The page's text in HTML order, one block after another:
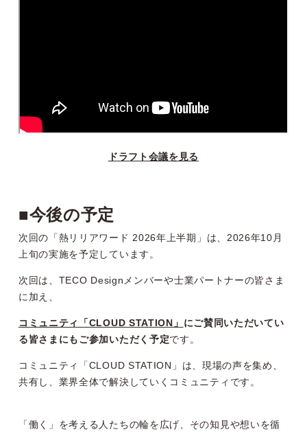
ドラフト会議を見る
■今後の予定
次回の「熱リリアワード 2026年上半期」は、2026年10月
上旬の実施を予定しています。
次回は、TECO Designメンバーや士業パートナーの皆さま
に加え、
コミュニティ「CLOUD STATION」 にご賛同いただいてい
る皆さまにもご参加いただく予定です。
コミュニティ「CLOUD STATION」は、現場の声を集め、
共有し、業界全体で解決していくコミュニティです。
「働く」を考える人たちの輪を広げ、その知見や想いを循